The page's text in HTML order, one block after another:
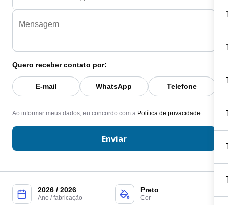
2026 / 2026
Ano / fabricação
Preto
Cor
Quero receber contato por:
E-mail WhatsApp Telefone
Ao informar meus dados, eu concordo com a Política de privacidade
Enviar